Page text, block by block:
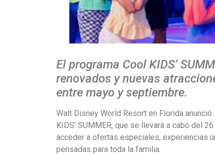
El programa Cool KIDS’
renovados y nuevas
entre mayo y septiembre.
Walt Disney World Resort en Florida
KIDS’ SUMMER, que se llevará a cabo del
acceder a ofertas especiales, experiencias
pensadas para toda la familia.